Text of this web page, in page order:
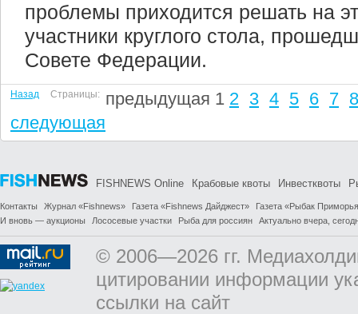
проблемы приходится решать на
участники круглого стола,
Совете Федерации.
Назад Страницы: предыдущая 1 2 3 4 5 6 7 8
следующая
FISHNEWS Online Крабовые квоты Инвестквоты
Контакты Журнал «Fishnews» Газета «Fishnews Дайджест»
Газета «Рыбак
И вновь — аукционы
Лососевые участки Рыба для россиян Актуально вчера,
© 2006—2026 гг.
цитировании информации
ссылки на сайт